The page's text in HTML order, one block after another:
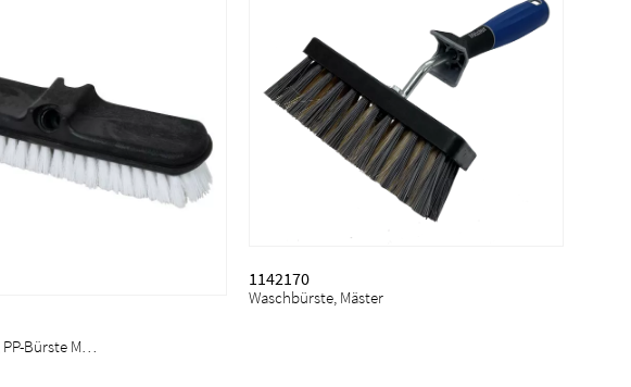
Waschbürste, PP-Bürste Mäster
Waschbürste, Mäster
1142170